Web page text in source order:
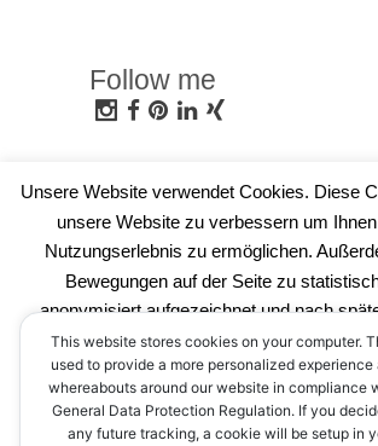
Follow me
This website stores cookies on your computer.
used to provide a more personalized
whereabouts around our website in compliance
General Data Protection Regulation. If you
any future tracking, a cookie will be setup in
Unsere Website verwendet Cookies. Diese
unsere Website zu verbessern um
Nutzungserlebnis zu ermöglichen.
Bewegungen auf der Seite zu
anonymisiert aufgezeichnet und nach
automatisch gelöscht. Sie können dem durch
Schaltfläche "Ablehnen" widersprechen (opt-
Cookie in Ihrem Browser eingerichtet, dass
speichert.